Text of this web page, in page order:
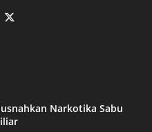
Narkotika Sabu